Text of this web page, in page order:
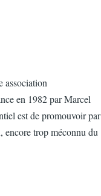
en 1982 par Marcel
est de promouvoir par
encore trop méconnu du